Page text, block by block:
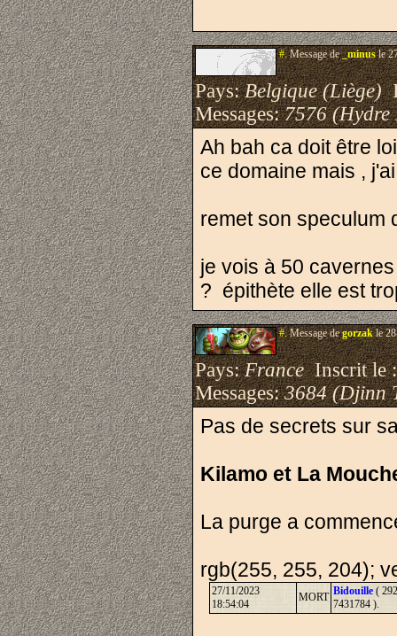
#.Message de_minusle
Pays:Belgique (Liège)
Messages:7576 (Hydre
Ah bah ca doit être
ce domaine mais ,
remet son speculum
je vois à 50
? épithète elle est
#.Message degorzakle
Pays:FranceInscrit le
Messages:3684 (Djinn
Pas de secrets sur
Kilamo et La
La purge a
rgb(255, 255, 204);
27/11/2023
18:54:04
MORT Bidouille (
7431784 ).